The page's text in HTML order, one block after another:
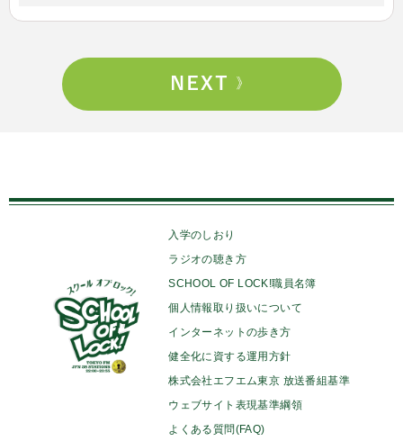
入学のしおり
ラジオの聴き方
SCHOOL OF LOCK!職員名簿
個人情報取り扱いについて
インターネットの歩き方
健全化に資する運用方針
株式会社エフエム東京 放送番組基準
ウェブサイト表現基準綱領
よくある質問(FAQ)